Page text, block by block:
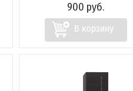
900 руб.
В корзину